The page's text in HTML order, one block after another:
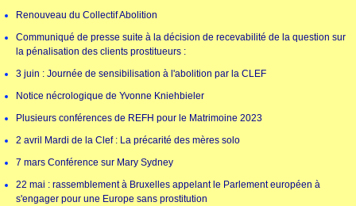
Renouveau du Collectif Abolition
Communiqué de presse suite à la décision de recevabilité de la question sur
la pénalisation des clients prostitueurs :
3 juin : Journée de sensibilisation à l'abolition par la CLEF
Notice nécrologique de Yvonne Kniehbieler
Plusieurs conférences de REFH pour le Matrimoine 2023
2 avril Mardi de la Clef : La précarité des mères solo
7 mars Conférence sur Mary Sydney
22 mai : rassemblement à Bruxelles appelant le Parlement européen à
s'engager pour une Europe sans prostitution